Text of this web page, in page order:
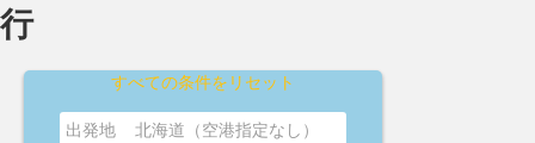
行
すべての条件をリセット
出発地
北海道（空港指定なし）